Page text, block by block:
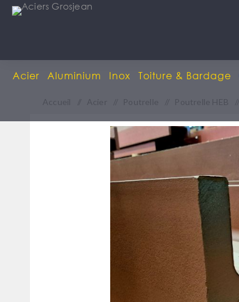
Acier Aluminium Inox Toiture & Bardage
Accueil Acier Poutrelle Poutrelle HEB